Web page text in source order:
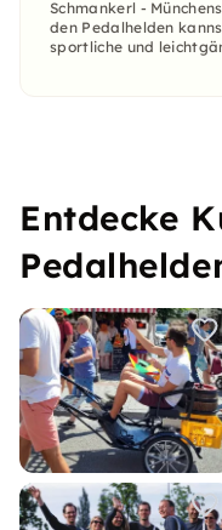
Schmankerl -
den Pedalhelden
sportliche und
Entdecke